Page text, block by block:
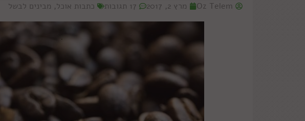
Oz Telem מרץ 2, 2017 17 תגובות כתבות אוכל, מבינים לבשל